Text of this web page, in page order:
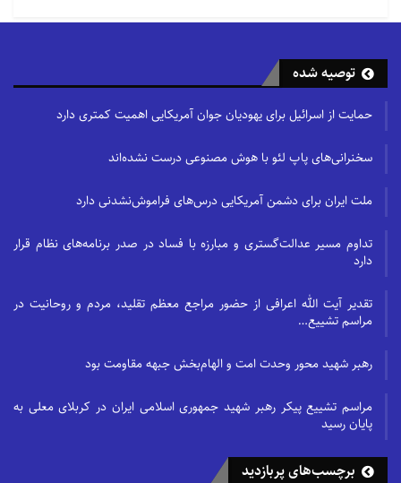
توصیه شده
حمایت از اسرائیل برای یهودیان جوان آمریکایی اهمیت کمتری دارد
سخنرانی‌های پاپ لئو با هوش مصنوعی درست نشده‌اند
ملت ایران برای دشمن آمریکایی درس‌های فراموش‌نشدنی دارد
تداوم مسیر عدالت‌گستری و مبارزه با فساد در صدر برنامه‌های نظام قرار
دارد
تقدیر آیت الله اعرافی از حضور مراجع معظم تقلید، مردم و روحانیت در
مراسم تشییع…
رهبر شهید محور وحدت امت و الهام‌بخش جبهه مقاومت بود
مراسم تشییع پیکر رهبر شهید جمهوری اسلامی ایران در کربلای معلی به
پایان رسید
برچسب‌های پربازدید